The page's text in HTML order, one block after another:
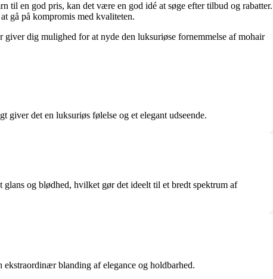
til en god pris, kan det være en god idé at søge efter tilbud og rabatter.
gå på kompromis med kvaliteten.
dig mulighed for at nyde den luksuriøse fornemmelse af mohair
det en luksuriøs følelse og et elegant udseende.
og blødhed, hvilket gør det ideelt til et bredt spektrum af
blanding af elegance og holdbarhed.